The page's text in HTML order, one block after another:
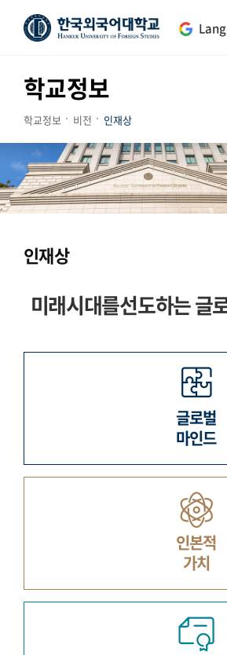
학교정보
학교정보 비전 인재상
인재상
미래시대를선도하는 글
글로벌
마인드
인본적
가치